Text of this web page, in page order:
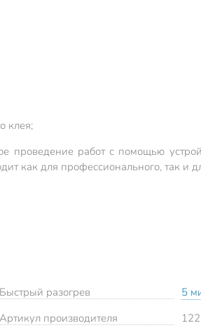
клея;
проведение работ с помощью
как для профессионального, так и
Быстрый разогрев
5
Артикул производителя